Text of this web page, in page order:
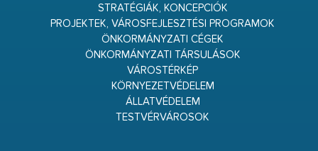
STRATÉGIÁK, KONCEPCIÓK
PROJEKTEK, VÁROSFEJLESZTÉSI PROGRAMOK
ÖNKORMÁNYZATI CÉGEK
ÖNKORMÁNYZATI TÁRSULÁSOK
VÁROSTÉRKÉP
KÖRNYEZETVÉDELEM
ÁLLATVÉDELEM
TESTVÉRVÁROSOK